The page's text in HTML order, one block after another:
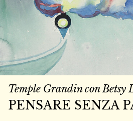
Temple Grandin con Betsy
PENSARE SENZA